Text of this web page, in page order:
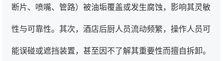
断片、喷嘴、管路）被油垢覆盖或发生腐蚀，影响其灵敏
性与可靠性。其次，酒店后厨人员流动频繁，操作人员可
能误碰或遮挡装置，甚至因不了解其重要性而擅自拆卸。